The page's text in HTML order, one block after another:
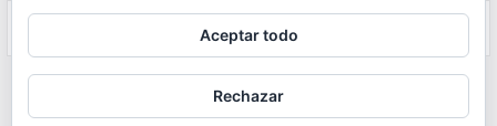
Buscar:
Aceptar todo
Rechazar